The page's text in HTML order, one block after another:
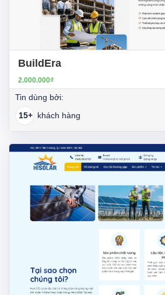
BuildEra
2.000.000₫
Tin dùng bởi:
15+ khách hàng